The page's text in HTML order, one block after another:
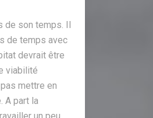
son temps. Il
de temps avec
devrait être
viabilité
mettre en
A part la